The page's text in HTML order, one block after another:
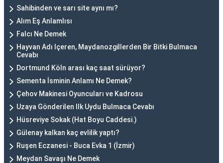
Sahibinden ve sarı site aynı mı?
Alım Eş Anlamlısı
Falcı Ne Demek
Hayvan Adı Içeren, Maydanozgillerden Bir Bitki Bulmaca
Cevabı
Dortmund Köln arası kaç saat sürüyor?
Sementa İsminin Anlamı Ne Demek?
Çehov Makinesi Oyuncuları ve Kadrosu
Uzaya Gönderilen Ilk Uydu Bulmaca Cevabı
Hüsreviye Sokak (Hat Boyu Caddesi.)
Gülenay kalkan kaç evlilik yaptı?
Ruşen Eczanesi - Buca Evka 1 (İzmir)
Meydan Savaşı Ne Demek